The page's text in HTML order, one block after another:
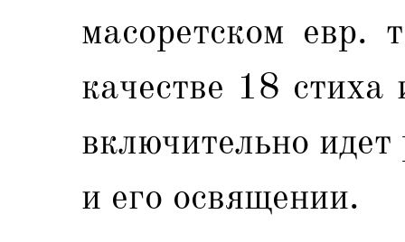
масоретском евр.
качестве 18
включительно
и его освящении.